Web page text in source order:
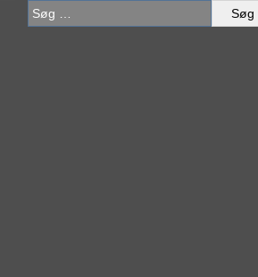
Søg
efter: